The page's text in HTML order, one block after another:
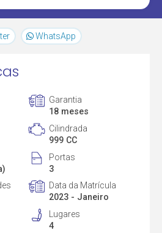
WhatsApp
Garantia
18 meses
Cilindrada
999 CC
Portas
3
Data da Matrícula
2023 - Janeiro
Lugares
4